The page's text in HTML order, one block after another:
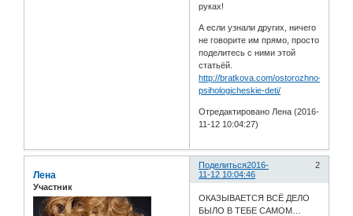
руках!
А если узнали других, ничего
не говорите им прямо, просто
поделитесь с ними этой
статьёй.
http://bratkova.com/ostorozhno-
psihologicheskie-deti/
Отредактировано Лена (2016-
11-12 10:04:27)
Поделиться 2
2016-
11-12 10:04:46
Лена
Участник
ОКАЗЫВАЕТСЯ ВСЁ ДЕЛО
БЫЛО В ТЕБЕ САМОМ…